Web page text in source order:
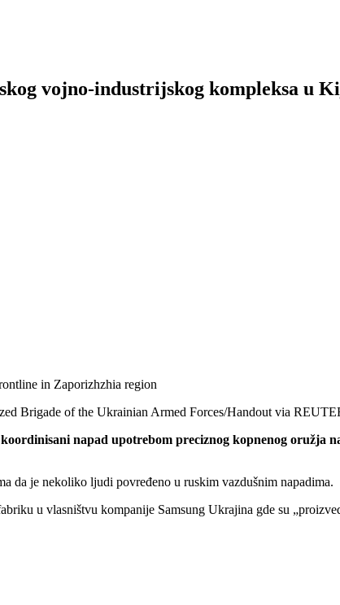
vojno-industrijskog kompleksa u
Brigade of the Ukrainian Armed Forces/Handout via
napad upotrebom preciznog kopnenog oružja
da je nekoliko ljudi povređeno u ruskim vazdušnim napadima.
u vlasništvu kompanije Samsung Ukrajina gde su